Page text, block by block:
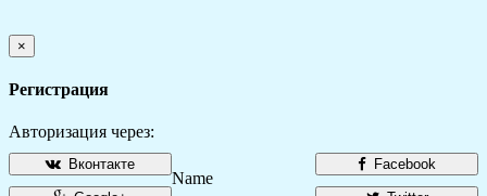
×
Регистрация
Авторизация через:
Facebook
Вконтакте
Name